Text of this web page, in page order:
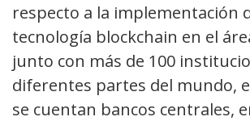
respecto a la implementación
tecnología blockchain en el
junto con más de 100
diferentes partes del mundo,
se cuentan bancos centrales,